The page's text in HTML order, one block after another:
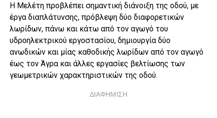
Η Μελέτη προβλέπει σημαντική διάνοιξη της οδού, με
έργα διαπλάτυνσης, πρόβλεψη δύο διαφορετικών
λωρίδων, πάνω και κάτω από τον αγωγό του
υδροηλεκτρικού εργοστασίου, δημιουργία δύο
ανωδικών και μίας καθοδικής λωρίδων από τον αγωγό
έως τον Άγρα και άλλες εργασίες βελτίωσης των
γεωμετρικών χαρακτηριστικών της οδού.
ΔΙΑΦΗΜΙΣΗ